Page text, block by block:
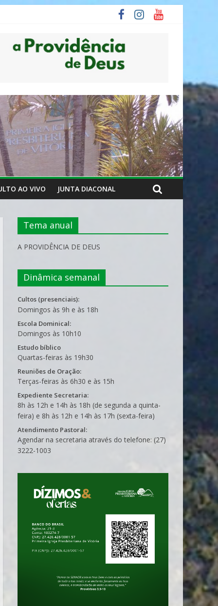
AO VIVO JUNTA DIACONAL
Tema anual
A PROVIDÊNCIA DE DEUS
Dinâmica semanal
Cultos (presenciais):
Domingos às 9h e às 18h
Escola Dominical:
Domingos às 10h10
Estudo bíblico
Quartas-feiras às 19h30
Reuniões de Oração:
Terças-feiras às 6h30 e às 15h
Expediente Secretaria:
8h às 12h e 14h às 18h (de segunda a quinta-
feira) e 8h às 12h e 14h às 17h (sexta-feira)
Atendimento Pastoral:
Agendar na secretaria através do telefone: (27)
3222-1003